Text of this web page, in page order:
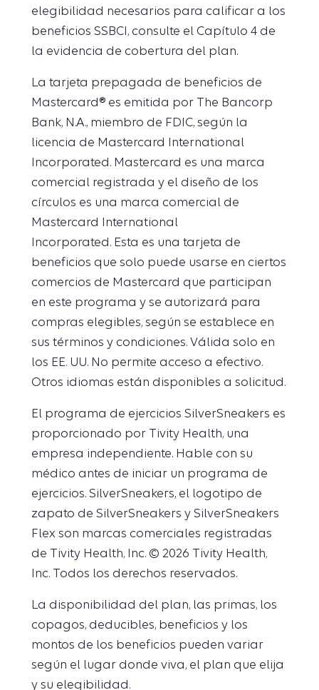
elegibilidad necesarios para calificar a los
beneficios SSBCI, consulte el Capítulo 4 de
la evidencia de cobertura del plan.
La tarjeta prepagada de beneficios de
Mastercard® es emitida por The Bancorp
Bank, N.A., miembro de FDIC, según la
licencia de Mastercard International
Incorporated. Mastercard es una marca
comercial registrada y el diseño de los
círculos es una marca comercial de
Mastercard International
Incorporated. Esta es una tarjeta de
beneficios que solo puede usarse en ciertos
comercios de Mastercard que participan
en este programa y se autorizará para
compras elegibles, según se establece en
sus términos y condiciones. Válida solo en
los EE. UU. No permite acceso a efectivo.
Otros idiomas están disponibles a solicitud.
El programa de ejercicios SilverSneakers es
proporcionado por Tivity Health, una
empresa independiente. Hable con su
médico antes de iniciar un programa de
ejercicios. SilverSneakers, el logotipo de
zapato de SilverSneakers y SilverSneakers
Flex son marcas comerciales registradas
de Tivity Health, Inc. © 2026 Tivity Health,
Inc. Todos los derechos reservados.
La disponibilidad del plan, las primas, los
copagos, deducibles, beneficios y los
montos de los beneficios pueden variar
según el lugar donde viva, el plan que elija
y su elegibilidad.